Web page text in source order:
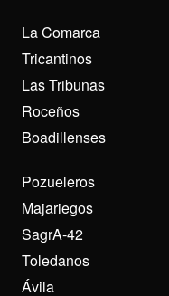
La Comarca
Tricantinos
Las Tribunas
Roceños
Boadillenses
Pozueleros
Majariegos
SagrA-42
Toledanos
Ávila